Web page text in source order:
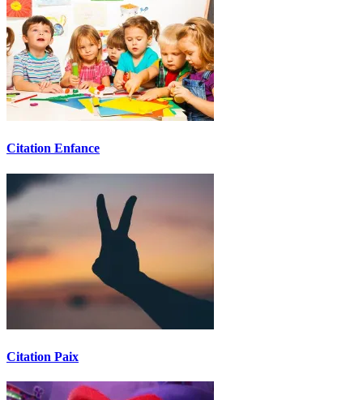
Citation Enfance
Citation Paix